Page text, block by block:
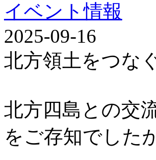
イベント情報
2025-09-16
北方領土をつな
北方四島との交
をご存知でした